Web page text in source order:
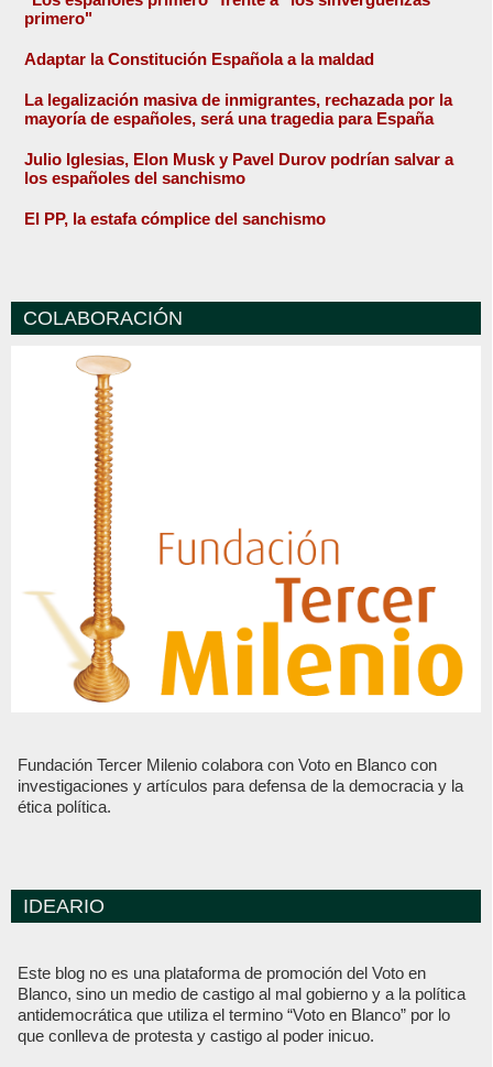
primero"
Adaptar la Constitución Española a la maldad
La legalización masiva de inmigrantes, rechazada por la
mayoría de españoles, será una tragedia para España
Julio Iglesias, Elon Musk y Pavel Durov podrían salvar a
los españoles del sanchismo
El PP, la estafa cómplice del sanchismo
COLABORACIÓN
Fundación Tercer Milenio colabora con Voto en Blanco con
investigaciones y artículos para defensa de la democracia y la
ética política.
IDEARIO
Este blog no es una plataforma de promoción del Voto en
Blanco, sino un medio de castigo al mal gobierno y a la política
antidemocrática que utiliza el termino “Voto en Blanco” por lo
que conlleva de protesta y castigo al poder inicuo.